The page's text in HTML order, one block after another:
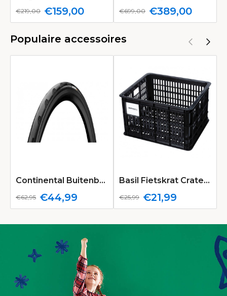
€159,00
€219,00 €389,00
€699,00
Populaire accessoires
Continental Buitenband Grand Prix 5000 | Vouwband | 25-622
€44,99
€62,95
Basil Fietskrat Crate M | Medium 29.5L | Zwart
€21,99
€25,99